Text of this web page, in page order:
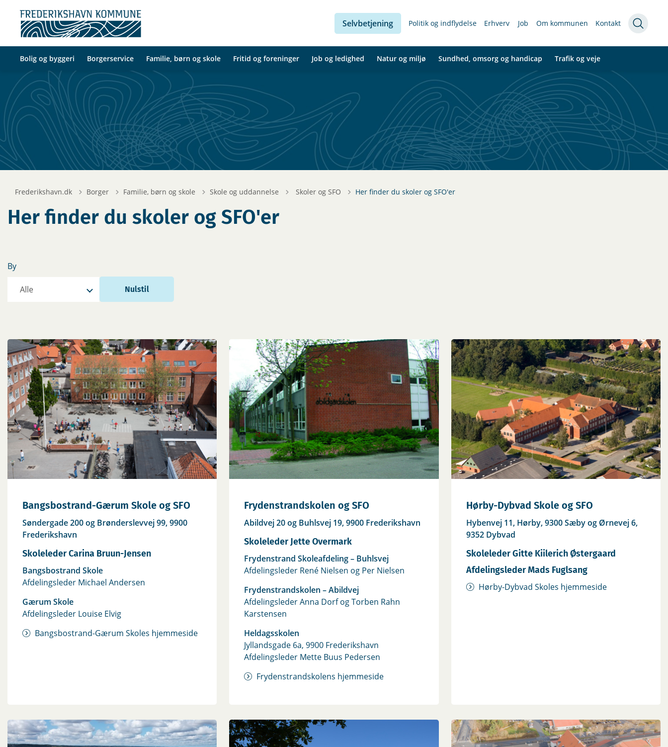
Selvbetjening Politik og indflydelse Erhverv Job Om kommunen Kontakt
Bolig og byggeri Borgerservice Familie, børn og skole Fritid og foreninger Job og ledighed Natur og miljø Sundhed, omsorg og handicap Trafik og veje
Frederikshavn.dk Borger Familie, børn og skole Skole og uddannelse Tilbage til
Skoler og SFO Her finder du skoler og SFO'er
Her finder du skoler og SFO'er
By
Nulstil
Bangsbostrand-Gærum Skole og SFO
Søndergade 200 og Brønderslevvej 99, 9900
Frederikshavn
Skoleleder Carina Bruun-Jensen
Bangsbostrand Skole
Afdelingsleder Michael Andersen
Gærum Skole
Afdelingsleder Louise Elvig
Bangsbostrand-Gærum Skoles hjemmeside
Frydenstrandskolen og SFO
Abildvej 20 og Buhlsvej 19, 9900 Frederikshavn
Skoleleder Jette Overmark
Frydenstrand Skoleafdeling – Buhlsvej
Afdelingsleder René Nielsen og Per Nielsen
Frydenstrandskolen – Abildvej
Afdelingsleder Anna Dorf og Torben Rahn
Karstensen
Heldagsskolen
Jyllandsgade 6a, 9900 Frederikshavn
Afdelingsleder Mette Buus Pedersen
Frydenstrandskolens hjemmeside
Hørby-Dybvad Skole og SFO
Hybenvej 11, Hørby, 9300 Sæby og Ørnevej 6,
9352 Dybvad
Skoleleder Gitte Kiilerich Østergaard
Afdelingsleder Mads Fuglsang
Hørby-Dybvad Skoles hjemmeside